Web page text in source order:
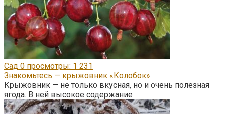
Сад 0 просмотры: 1 231
Знакомьтесь — крыжовник «Колобок»
Крыжовник — не только вкусная, но и очень полезная
ягода. В ней высокое содержание